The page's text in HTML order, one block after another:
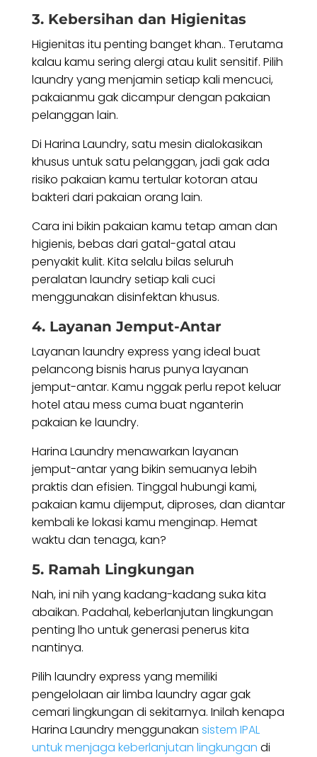
3. Kebersihan dan Higienitas
Higienitas itu penting banget khan.. Terutama
kalau kamu sering alergi atau kulit sensitif. Pilih
laundry yang menjamin setiap kali mencuci,
pakaianmu gak dicampur dengan pakaian
pelanggan lain.
Di Harina Laundry, satu mesin dialokasikan
khusus untuk satu pelanggan, jadi gak ada
risiko pakaian kamu tertular kotoran atau
bakteri dari pakaian orang lain.
Cara ini bikin pakaian kamu tetap aman dan
higienis, bebas dari gatal-gatal atau
penyakit kulit. Kita selalu bilas seluruh
peralatan laundry setiap kali cuci
menggunakan disinfektan khusus.
4. Layanan Jemput-Antar
Layanan laundry express yang ideal buat
pelancong bisnis harus punya layanan
jemput-antar. Kamu nggak perlu repot keluar
hotel atau mess cuma buat nganterin
pakaian ke laundry.
Harina Laundry menawarkan layanan
jemput-antar yang bikin semuanya lebih
praktis dan efisien. Tinggal hubungi kami,
pakaian kamu dijemput, diproses, dan diantar
kembali ke lokasi kamu menginap. Hemat
waktu dan tenaga, kan?
5. Ramah Lingkungan
Nah, ini nih yang kadang-kadang suka kita
abaikan. Padahal, keberlanjutan lingkungan
penting lho untuk generasi penerus kita
nantinya.
Pilih laundry express yang memiliki
pengelolaan air limba laundry agar gak
cemari lingkungan di sekitarnya. Inilah kenapa
Harina Laundry menggunakan sistem IPAL
untuk menjaga keberlanjutan lingkungan di